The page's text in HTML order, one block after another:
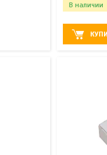
В наличии